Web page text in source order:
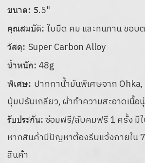
ขนาด: 5.5"
คุณสมบัติ:ใบมีด คม และทนทาน ขอบ
วัสดุ: Super Carbon Alloy
น้ำหนัก: 48g
พิเศษ: ปากกาน้ำมันพิเศษจาก
ปุ่มปรับเกลียว, ผ้าทำความสะอาดเนื้อ
รับประกัน: ซ่อมฟรี/ลับคมฟรี 1 ครั้ง มี
หากสินค้ามีปัญหาต้องรีบแจ้งภายใน
สินค้า